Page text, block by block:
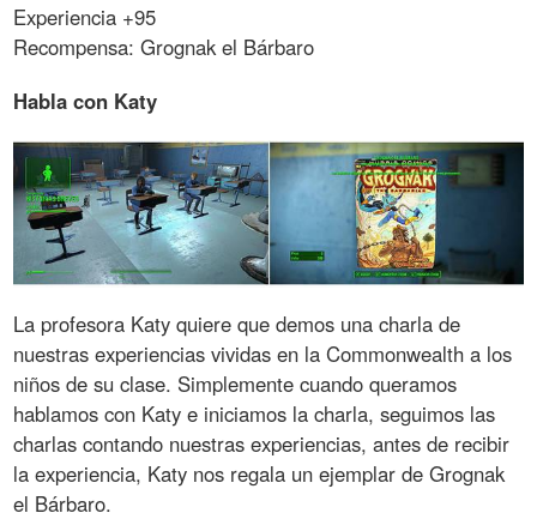
Experiencia +95
Recompensa: Grognak el Bárbaro
Habla con Katy
La profesora Katy quiere que demos una charla de
nuestras experiencias vividas en la Commonwealth a los
niños de su clase. Simplemente cuando queramos
hablamos con Katy e iniciamos la charla, seguimos las
charlas contando nuestras experiencias, antes de recibir
la experiencia, Katy nos regala un ejemplar de Grognak
el Bárbaro.